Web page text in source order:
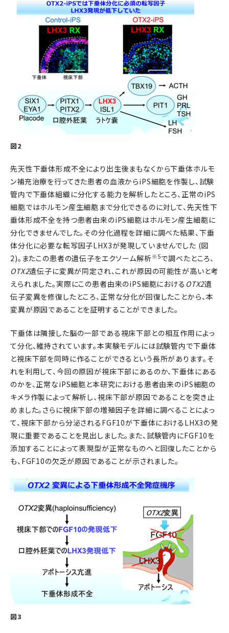
図2
先天性下垂体形成不全により出生後まもなくから下垂体ホルモ
ン補充治療を行ってきた患者の血液からiPS細胞を作製し、試験
管内で下垂体組織に分化する能力を解析したところ、正常のiPS
細胞ではホルモン産生細胞まで分化できるのに対して、先天性下
垂体形成不全を持つ患者由来のiPS細胞はホルモン産生細胞に
分化できませんでした。その分化過程を詳細に調べた結果、下垂
体分化に必要な転写因子LHX3が発現していませんでした (図
2)。またこの患者の遺伝子をエクソーム解析※5で調べたところ、
OTX2遺伝子に変異が同定され、これが原因の可能性が高いと考
えられました。実際にこの患者由来のiPS細胞における OTX2遺
伝子変異を修復したところ、正常な分化が回復したことから、本
変異が原因であることを証明することができました。
下垂体は隣接した脳の一部である視床下部との相互作用によっ
て分化、維持されています。本実験モデルには試験管内で下垂体
と視床下部を同時に作ることができるという長所があります。そ
れを利用して、今回の原因が視床下部にあるのか、下垂体にある
のかを、正常なiPS細胞と本研究における患者由来のiPS細胞の
キメラ作製によって解析し、視床下部が原因であることを突き止
めました。さらに視床下部の増殖因子を詳細に調べることによっ
て、視床下部から分泌されるFGF10が下垂体におけるLHX3の発
現に重要であることを見出しました。また、試験管内にFGF10を
添加することによって表現型が正常なものへと回復したことから
も、FGF10の欠乏が原因であることが示されました。
図3